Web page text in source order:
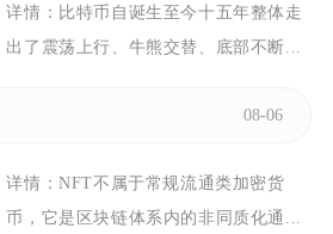
详情： 比特币自诞生至今十五年整体走
出了震荡上行、牛熊交替、底部不断...
08-06
详情：NFT不属于常规流通类加密货
币，它是区块链体系内的非同质化通...